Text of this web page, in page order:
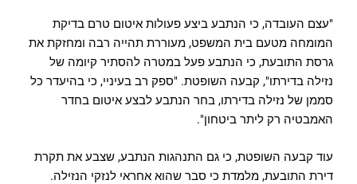
"עצם העובדה, כי הנתבע ביצע פעולות איטום טרם בדיקת
המומחה מטעם בית המשפט, מעוררת תהייה רבה ומחזקת את
גרסת התובעת, כי הנתבע פעל במטרה להסתיר קיומה של
נזילה בדירתו", קבעה השופטת. "ספק רב בעיניי, כי בהיעדר כל
סממן של נזילה בדירתו, בחר הנתבע לבצע איטום בחדר
האמבטיה רק ליתר ביטחון".
עוד קבעה השופטת, כי גם התנהגות הנתבע, שצבע את תקרת
דירת התובעת, מלמדת כי סבר שהוא אחראי לנזקי הנזילה.